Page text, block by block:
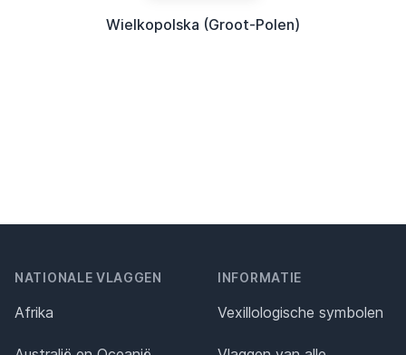
Wielkopolska (Groot-Polen)
NATIONALE VLAGGEN
Afrika
INFORMATIE
Vexillologische symbolen